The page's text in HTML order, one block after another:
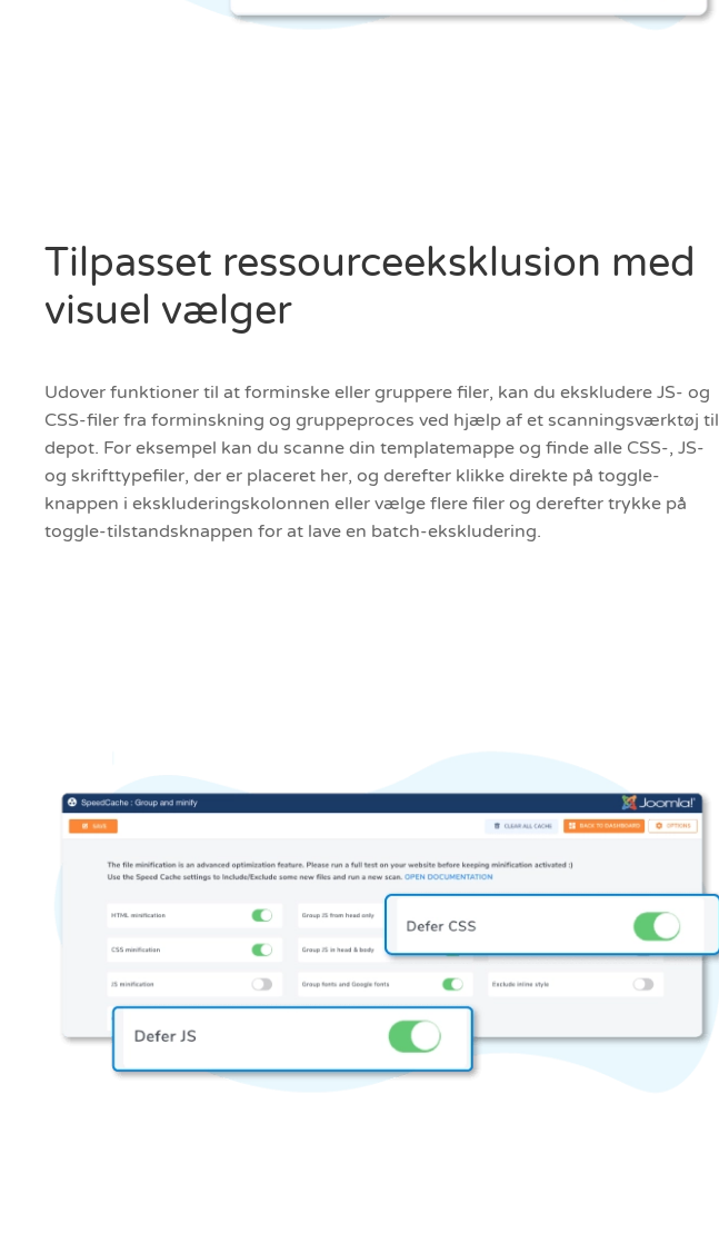
Tilpasset ressourceeksklusion med
visuel vælger
Udover funktioner til at forminske eller gruppere filer, kan du ekskludere JS- og
CSS-filer fra forminskning og gruppeproces ved hjælp af et scanningsværktøj til
depot. For eksempel kan du scanne din templatemappe og finde alle CSS-, JS-
og skrifttypefiler, der er placeret her, og derefter klikke direkte på toggle-
knappen i ekskluderingskolonnen eller vælge flere filer og derefter trykke på
toggle-tilstandsknappen for at lave en batch-ekskludering.